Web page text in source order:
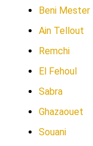
Beni Mester
Ain Tellout
Remchi
El Fehoul
Sabra
Ghazaouet
Souani